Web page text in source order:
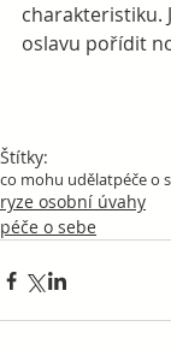
charakteristiku.
oslavu pořídit
Štítky:
co mohu udělatpéče o
ryze osobní úvahy
péče o sebe